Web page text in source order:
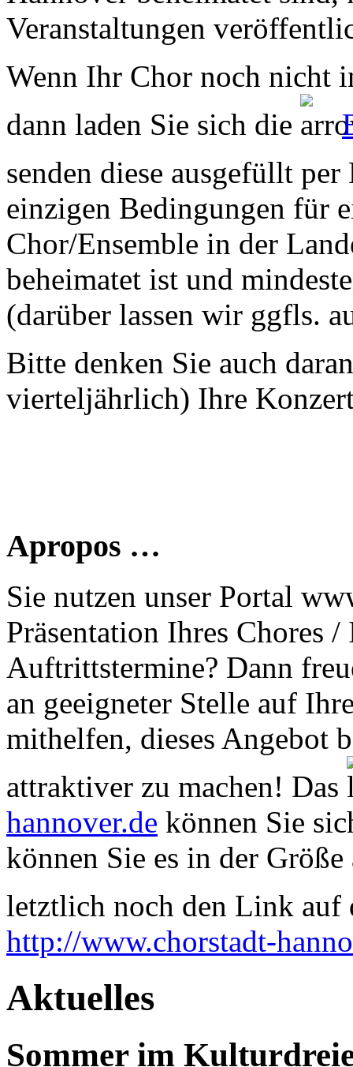
Veranstaltungen
Wenn Ihr Chor noch nicht
dann laden Sie sich die
senden diese ausgefüllt
einzigen Bedingungen für
Chor/Ensemble in der
beheimatet ist und
(darüber lassen wir ggfls.
Bitte denken Sie auch
vierteljährlich) Ihre
Apropos …
Sie nutzen unser Portal
Präsentation Ihres Chores
Auftrittstermine? Dann
an geeigneter Stelle auf
mithelfen, dieses Angebot
attraktiver zu machen! Das
hannover.de können Sie
können Sie es in der
letztlich noch den Link auf
http://www.chorstadt-
Aktuelles
Sommer im